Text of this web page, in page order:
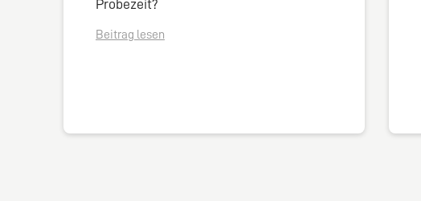
Probezeit?
Beitrag lesen